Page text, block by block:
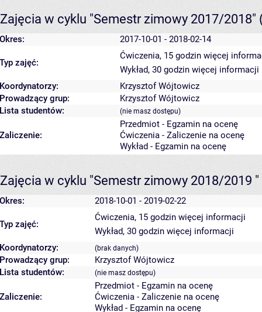
Zajęcia w cyklu "Semestr zimowy 2017/2018"
Okres: 2017-10-01 - 2018-02-14
Typ zajęć:
Ćwiczenia, 15 godzin więcej
Wykład, 30 godzin więcej informacji
Koordynatorzy:
Krzysztof Wójtowicz
Prowadzący grup:
Krzysztof Wójtowicz
Lista studentów:
(nie masz dostępu)
Zaliczenie:
Przedmiot - Egzamin na ocenę
Ćwiczenia - Zaliczenie na ocenę
Wykład - Egzamin na ocenę
Zajęcia w cyklu "Semestr zimowy 2018/2019 "
Okres: 2018-10-01 - 2019-02-22
Typ zajęć:
Ćwiczenia, 15 godzin więcej informacji
Wykład, 30 godzin więcej informacji
Koordynatorzy:
(brak danych)
Prowadzący grup:
Krzysztof Wójtowicz
Lista studentów:
(nie masz dostępu)
Zaliczenie:
Przedmiot - Egzamin na ocenę
Ćwiczenia - Zaliczenie na ocenę
Wykład - Egzamin na ocenę